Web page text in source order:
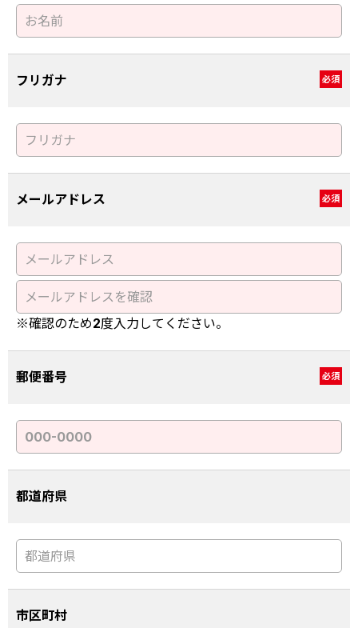
フリガナ 必須
メールアドレス 必須
※確認のため2度入力してください。
郵便番号 必須
都道府県
市区町村